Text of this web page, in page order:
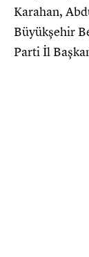
Karahan,
Büyükşehir
Parti İl